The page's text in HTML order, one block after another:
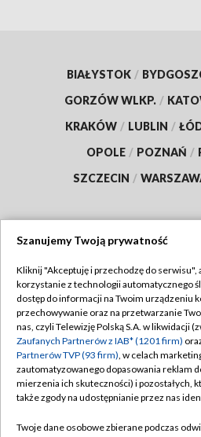
BIAŁYSTOK /
GORZÓW WLKP. /
KRAKÓW / LUBLIN /
OPOLE / POZNAŃ /
SZCZECIN /
TVP
Abonament TVP
Emisja w TVP
Centrum informacji TVP
Naziemna Telewizja Cyfrowa
Regulamin
Polityka
Moje
Pomoc
Szanujemy Twoją prywatność
Kliknij "Akceptuję i przechodzę do serwisu",
korzystanie z technologii automatycznego
dostęp do informacji na Twoim urządzeniu
przechowywanie oraz na przetwarzanie
nas, czyli Telewizję Polską S.A. w likwidacji
Zaufanych Partnerów z IAB* (1201 firm)
Partnerów TVP (93 firm), w celach
zautomatyzowanego dopasowania reklam
mierzenia ich skuteczności) i pozostałych,
także zgody na udostępnianie przez nas
Twoje dane osobowe zbierane podczas